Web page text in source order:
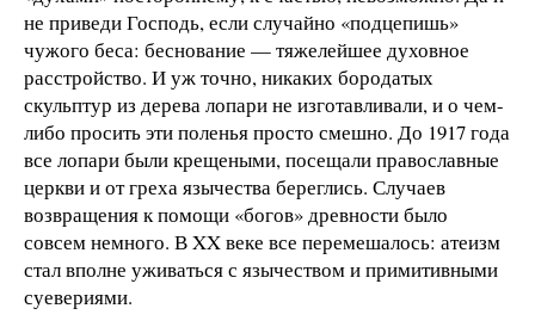
не приведи Господь, если случайно «подцепишь»
чужого беса: беснование — тяжелейшее духовное
расстройство. И уж точно, никаких бородатых
скульптур из дерева лопари не изготавливали, и о чем-
либо просить эти поленья просто смешно. До 1917 года
все лопари были крещеными, посещали православные
церкви и от греха язычества береглись. Случаев
возвращения к помощи «богов» древности было
совсем немного. В XX веке все перемешалось: атеизм
стал вполне уживаться с язычеством и примитивными
суевериями.